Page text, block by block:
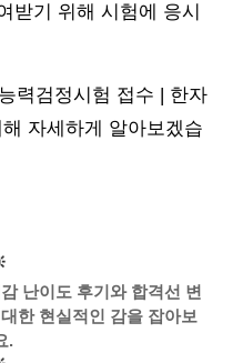
받기 위해 시험에 응시
력검정시험 접수 | 한자
자세하게 알아보겠습
난이도 후기와 합격선 변
한 현실적인 감을 잡아보
.